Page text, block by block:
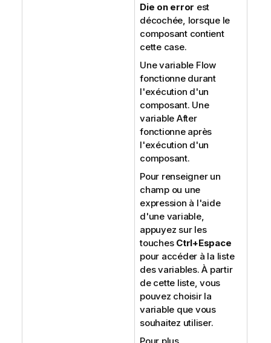
Die on error est
décochée, lorsque le
composant contient
cette case.
Une variable Flow
fonctionne durant
l'exécution d'un
composant. Une
variable After
fonctionne après
l'exécution d'un
composant.
Pour renseigner un
champ ou une
expression à l'aide
d'une variable,
appuyez sur les
touches Ctrl+Espace
pour accéder à la liste
des variables. À partir
de cette liste, vous
pouvez choisir la
variable que vous
souhaitez utiliser.